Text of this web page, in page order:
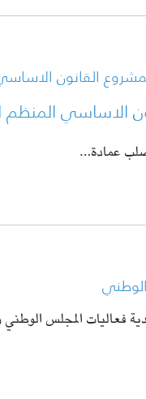
القانون
الاساسي
عمادة…
فعاليات المجلس